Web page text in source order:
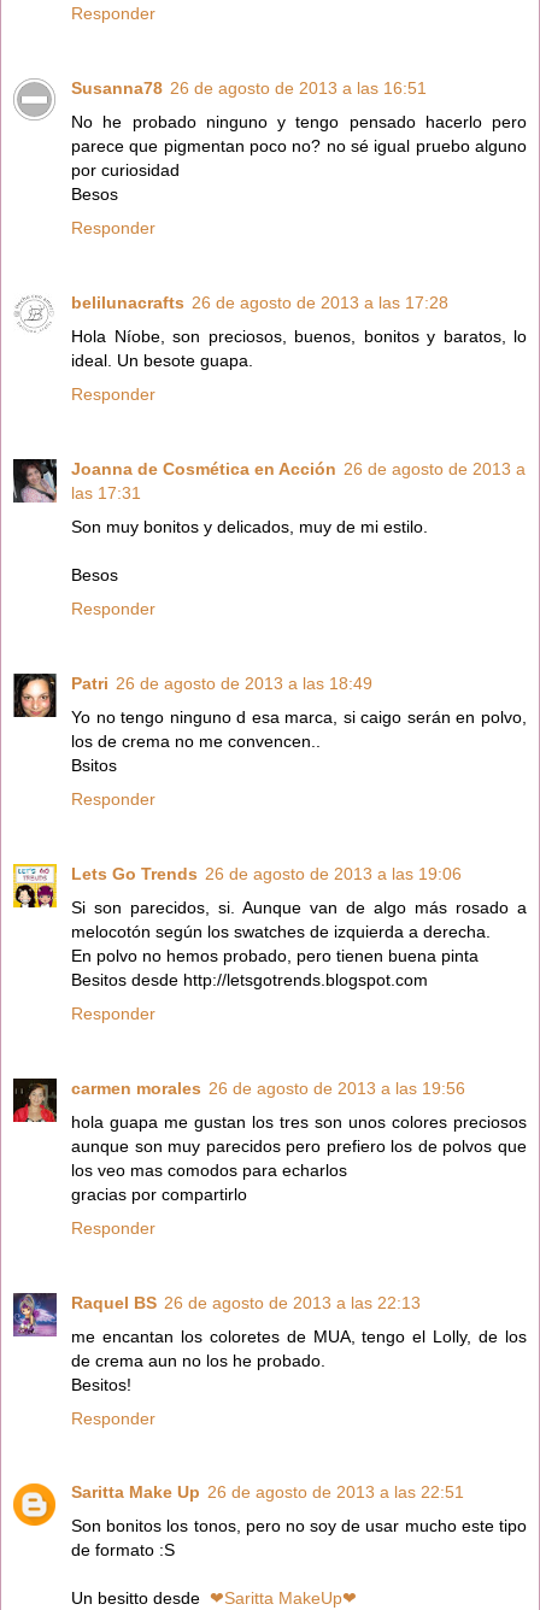
Responder
Susanna78 26 de agosto de 2013 a las 16:51
No he probado ninguno y tengo pensado hacerlo pero
parece que pigmentan poco no? no sé igual pruebo alguno
por curiosidad
Besos
Responder
belilunacrafts 26 de agosto de 2013 a las 17:28
Hola Níobe, son preciosos, buenos, bonitos y baratos, lo
ideal. Un besote guapa.
Responder
Joanna de Cosmética en Acción 26 de agosto de 2013 a
las 17:31
Son muy bonitos y delicados, muy de mi estilo.
Besos
Responder
Patri 26 de agosto de 2013 a las 18:49
Yo no tengo ninguno d esa marca, si caigo serán en polvo,
los de crema no me convencen..
Bsitos
Responder
Lets Go Trends 26 de agosto de 2013 a las 19:06
Si son parecidos, si. Aunque van de algo más rosado a
melocotón según los swatches de izquierda a derecha.
En polvo no hemos probado, pero tienen buena pinta
Besitos desde http://letsgotrends.blogspot.com
Responder
carmen morales 26 de agosto de 2013 a las 19:56
hola guapa me gustan los tres son unos colores preciosos
aunque son muy parecidos pero prefiero los de polvos que
los veo mas comodos para echarlos
gracias por compartirlo
Responder
Raquel BS 26 de agosto de 2013 a las 22:13
me encantan los coloretes de MUA, tengo el Lolly, de los
de crema aun no los he probado.
Besitos!
Responder
Saritta Make Up 26 de agosto de 2013 a las 22:51
Son bonitos los tonos, pero no soy de usar mucho este tipo
de formato :S
Un besitto desde ❤Saritta MakeUp❤